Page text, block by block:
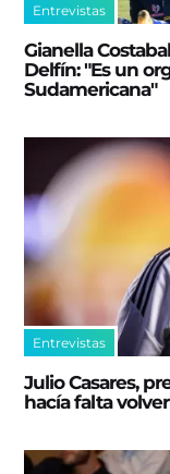
Entrevistas
Gianella
Delfín: "Es un
Sudamericana"
Entrevistas
Julio Casares,
hacía falta